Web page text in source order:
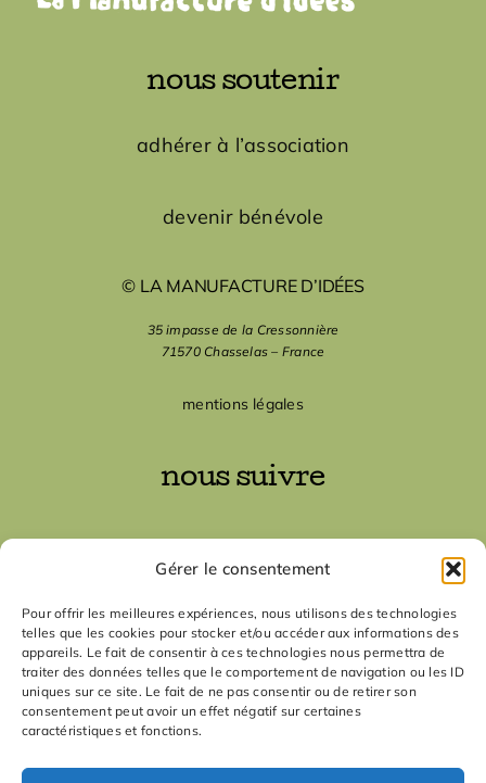
Gérer le consentement
Pour offrir les meilleures expériences, nous utilisons des technologies
telles que les cookies pour stocker et/ou accéder aux informations des
appareils. Le fait de consentir à ces technologies nous permettra de
traiter des données telles que le comportement de navigation ou les ID
uniques sur ce site. Le fait de ne pas consentir ou de retirer son
consentement peut avoir un effet négatif sur certaines
caractéristiques et fonctions.
nous soutenir
adhérer à l’association
devenir bénévole
© LA MANUFACTURE D’IDÉES
35 impasse de la Cressonnière
71570 Chasselas – France
mentions légales
nous suivre
nous contacter
contact